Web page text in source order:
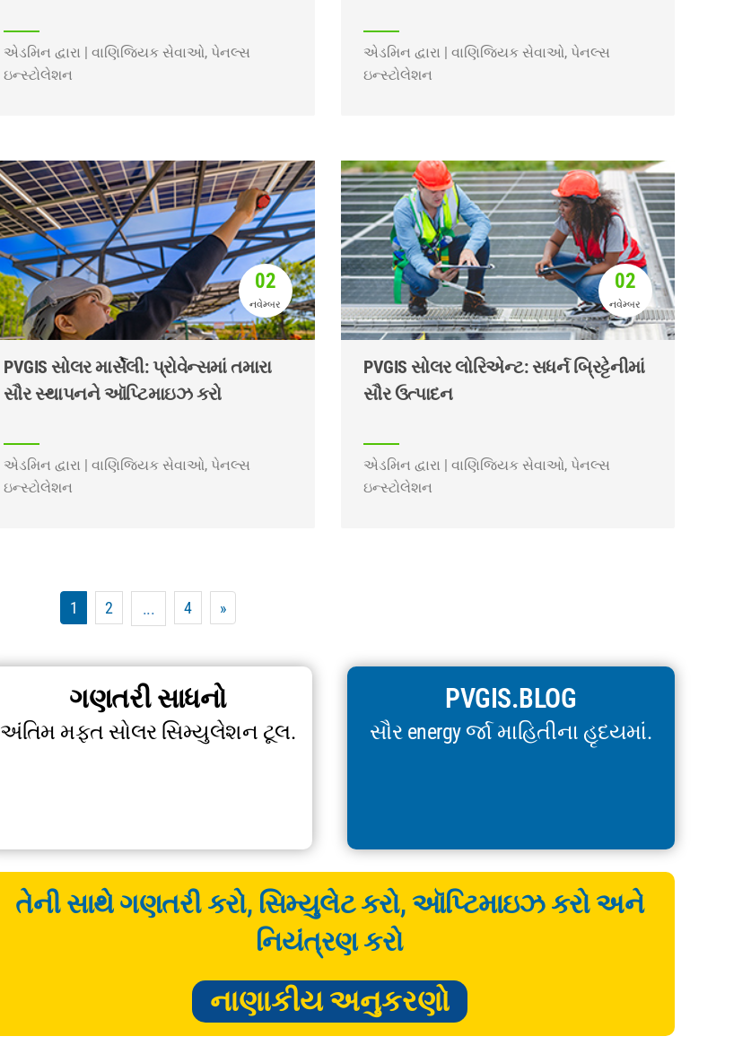
એડમિન દ્વારા | વાણિજ્યિક સેવાઓ, પેનલ્સ
ઇન્સ્ટોલેશન
એડમિન દ્વારા | વાણિજ્યિક સેવાઓ, પેનલ્સ
ઇન્સ્ટોલેશન
02
નવેમ્બર
PVGIS સોલર માર્સેલી: પ્રોવેન્સમાં તમારા
સૌર સ્થાપનને ઑપ્ટિમાઇઝ કરો
એડમિન દ્વારા | વાણિજ્યિક સેવાઓ, પેનલ્સ
ઇન્સ્ટોલેશન
02
નવેમ્બર
PVGIS સોલર લોરિએન્ટ: સધર્ન બ્રિટ્ટેનીમાં
સૌર ઉત્પાદન
એડમિન દ્વારા | વાણિજ્યિક સેવાઓ, પેનલ્સ
ઇન્સ્ટોલેશન
1 2 ... 4 »
ગણતરી સાધનો
અંતિમ મફત સોલર સિમ્યુલેશન ટૂલ.
PVGIS.BLOG
સૌર energy ર્જા માહિતીના હૃદયમાં.
તેની સાથે ગણતરી કરો, સિમ્યુલેટ કરો, ઑપ્ટિમાઇઝ કરો અને
નિયંત્રણ કરો
નાણાકીય અનુકરણો